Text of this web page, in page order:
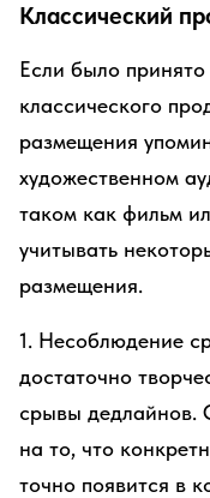
Классический
Если было
классического
размещения
художественном
таком как фильм
учитывать
размещения.
1. Несоблюдение
достаточно
срывы дедлайнов.
на то, что
точно появится в